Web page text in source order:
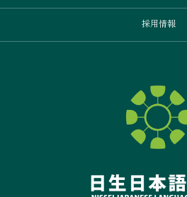
採用情報